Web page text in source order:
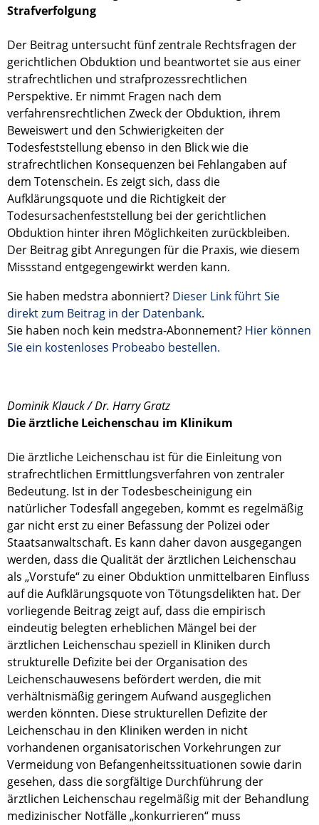
Strafverfolgung
Der Beitrag untersucht fünf zentrale Rechtsfragen der
gerichtlichen Obduktion und beantwortet sie aus einer
strafrechtlichen und strafprozessrechtlichen
Perspektive. Er nimmt Fragen nach dem
verfahrensrechtlichen Zweck der Obduktion, ihrem
Beweiswert und den Schwierigkeiten der
Todesfeststellung ebenso in den Blick wie die
strafrechtlichen Konsequenzen bei Fehlangaben auf
dem Totenschein. Es zeigt sich, dass die
Aufklärungsquote und die Richtigkeit der
Todesursachenfeststellung bei der gerichtlichen
Obduktion hinter ihren Möglichkeiten zurückbleiben.
Der Beitrag gibt Anregungen für die Praxis, wie diesem
Missstand entgegengewirkt werden kann.
Sie haben medstra abonniert? Dieser Link führt Sie
direkt zum Beitrag in der Datenbank.
Sie haben noch kein medstra-Abonnement? Hier können
Sie ein kostenloses Probeabo bestellen.
Dominik Klauck / Dr. Harry Gratz
Die ärztliche Leichenschau im Klinikum
Die ärztliche Leichenschau ist für die Einleitung von
strafrechtlichen Ermittlungsverfahren von zentraler
Bedeutung. Ist in der Todesbescheinigung ein
natürlicher Todesfall angegeben, kommt es regelmäßig
gar nicht erst zu einer Befassung der Polizei oder
Staatsanwaltschaft. Es kann daher davon ausgegangen
werden, dass die Qualität der ärztlichen Leichenschau
als „Vorstufe“ zu einer Obduktion unmittelbaren Einfluss
auf die Aufklärungsquote von Tötungsdelikten hat. Der
vorliegende Beitrag zeigt auf, dass die empirisch
eindeutig belegten erheblichen Mängel bei der
ärztlichen Leichenschau speziell in Kliniken durch
strukturelle Defizite bei der Organisation des
Leichenschauwesens befördert werden, die mit
verhältnismäßig geringem Aufwand ausgeglichen
werden könnten. Diese strukturellen Defizite der
Leichenschau in den Kliniken werden in nicht
vorhandenen organisatorischen Vorkehrungen zur
Vermeidung von Befangenheitssituationen sowie darin
gesehen, dass die sorgfältige Durchführung der
ärztlichen Leichenschau regelmäßig mit der Behandlung
medizinischer Notfälle „konkurrieren“ muss